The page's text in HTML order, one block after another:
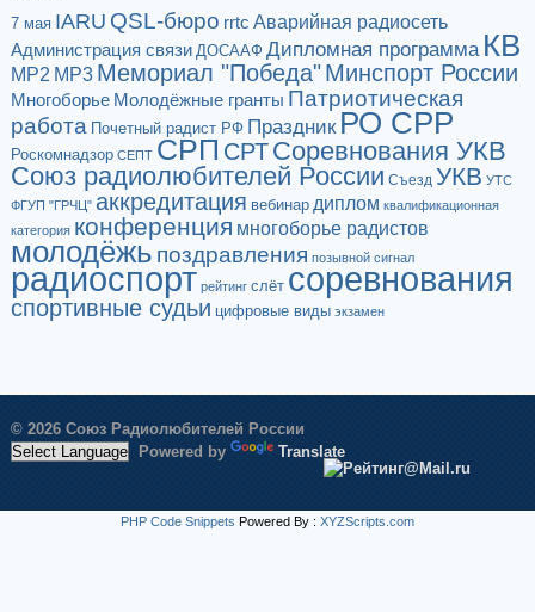
7 мая IARU QSL-бюро rrtc Аварийная радиосеть
Администрация связи ДОСААФ Дипломная программа КВ
МР2 МР3 Мемориал "Победа"Минспорт России
Многоборье Молодёжные гранты Патриотическая
работа Почетный радист РФ Праздник РО СРР
Роскомнадзор СЕПТ СРП СРТСоревнования УКВ
Союз радиолюбителей России Съезд УКВ УТС
ФГУП "ГРЧЦ" аккредитация вебинар диплом квалификационная
категория конференция многоборье радистов
молодёжь поздравления позывной сигнал
радиоспорт рейтинг слёт соревнования
спортивные судьи цифровые виды экзамен
© 2026 Союз Радиолюбителей России
Powered by
Translate
PHP Code Snippets Powered By : XYZScripts.com